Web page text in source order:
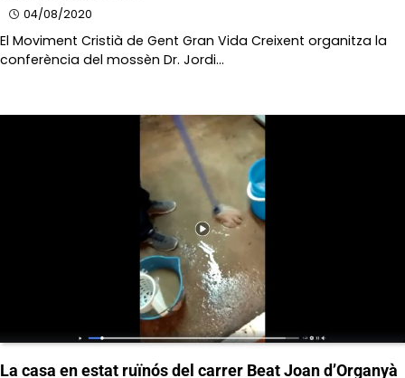
04/08/2020
El Moviment Cristià de Gent Gran Vida Creixent organitza la
conferència del mossèn Dr. Jordi…
La casa en estat ruïnós del carrer Beat Joan d’Organyà